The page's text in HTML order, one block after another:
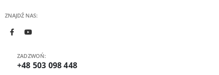
ZNAJDŹ NAS:
ZADZWOŃ:
+48 503 098 448